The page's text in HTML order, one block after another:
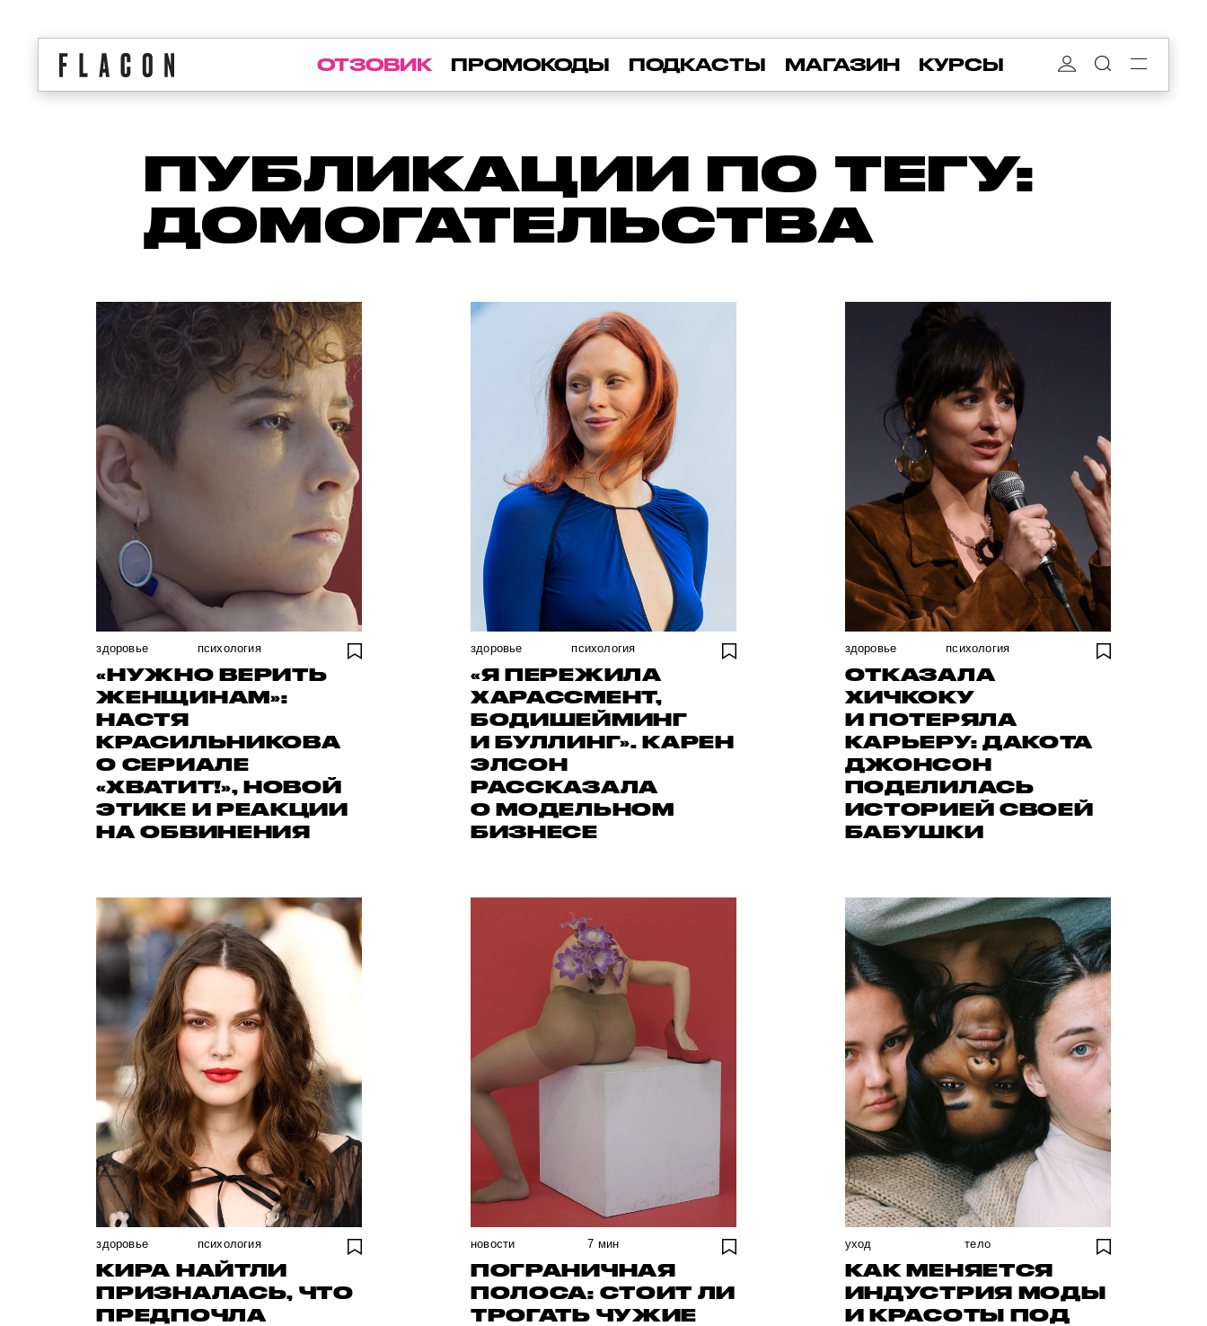
ОТЗОВИК ПРОМОКОДЫ ПОДКАСТЫ МАГАЗИН КУРСЫ
ПУБЛИКАЦИИ ПО ТЕГУ:
ДОМОГАТЕЛЬСТВА
здоровье психология
«НУЖНО ВЕРИТЬ
ЖЕНЩИНАМ»:
НАСТЯ
КРАСИЛЬНИКОВА
О СЕРИАЛЕ
«ХВАТИТ!», НОВОЙ
ЭТИКЕ И РЕАКЦИИ
НА ОБВИНЕНИЯ
здоровье психология
«Я ПЕРЕЖИЛА
ХАРАССМЕНТ,
БОДИШЕЙМИНГ
И БУЛЛИНГ». КАРЕН
ЭЛСОН
РАССКАЗАЛА
О МОДЕЛЬНОМ
БИЗНЕСЕ
здоровье психология
ОТКАЗАЛА
ХИЧКОКУ
И ПОТЕРЯЛА
КАРЬЕРУ: ДАКОТА
ДЖОНСОН
ПОДЕЛИЛАСЬ
ИСТОРИЕЙ СВОЕЙ
БАБУШКИ
здоровье психология
КИРА НАЙТЛИ
ПРИЗНАЛАСЬ, ЧТО
ПРЕДПОЧЛА
новости 7 мин
ПОГРАНИЧНАЯ
ПОЛОСА: СТОИТ ЛИ
ТРОГАТЬ ЧУЖИЕ
уход тело
КАК МЕНЯЕТСЯ
ИНДУСТРИЯ МОДЫ
И КРАСОТЫ ПОД